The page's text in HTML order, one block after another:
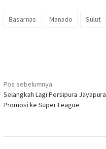
Basarnas Manado Sulut
Navigasi
pos
Pos sebelumnya
Selangkah Lagi Persipura Jayapura
Promosi ke Super League